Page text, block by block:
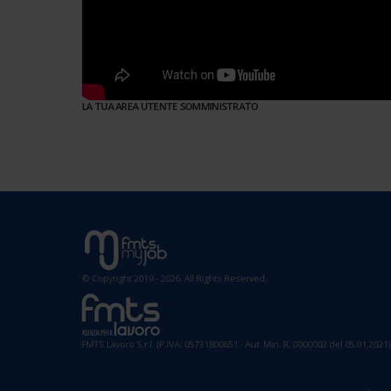
LA TUA AREA UTENTE SOMMINISTRATO
© Copyright 2019 - 2026. All Rights Reserved.
FMTS Lavoro S.r.l. (P.IVA: 05731800651 - Aut. Min. R. 0000002 del 05.01.2021)